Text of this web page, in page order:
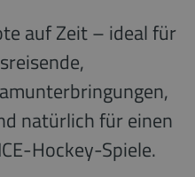
auf Zeit – ideal für
natürlich für einen
Hockey-Spiele.